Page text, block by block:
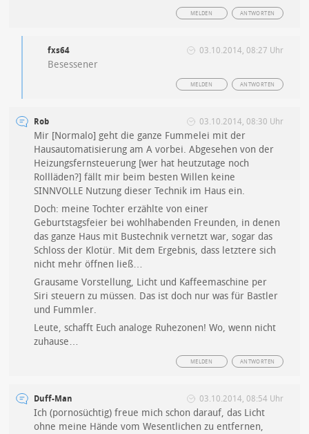
ANTWORTEN
MELDEN
fxs64 03.10.2014, 08:27 Uhr
Besessener
ANTWORTEN
MELDEN
Rob 03.10.2014, 08:30 Uhr
Mir [Normalo] geht die ganze Fummelei mit der
Hausautomatisierung am A vorbei. Abgesehen von der
Heizungsfernsteuerung [wer hat heutzutage noch
Rollläden?] fällt mir beim besten Willen keine
SINNVOLLE Nutzung dieser Technik im Haus ein.
Doch: meine Tochter erzählte von einer
Geburtstagsfeier bei wohlhabenden Freunden, in denen
das ganze Haus mit Bustechnik vernetzt war, sogar das
Schloss der Klotür. Mit dem Ergebnis, dass letztere sich
nicht mehr öffnen ließ…
Grausame Vorstellung, Licht und Kaffeemaschine per
Siri steuern zu müssen. Das ist doch nur was für Bastler
und Fummler.
Leute, schafft Euch analoge Ruhezonen! Wo, wenn nicht
zuhause…
ANTWORTEN
MELDEN
Duff-Man 03.10.2014, 08:54 Uhr
Ich (pornosüchtig) freue mich schon darauf, das Licht
ohne meine Hände vom Wesentlichen zu entfernen,